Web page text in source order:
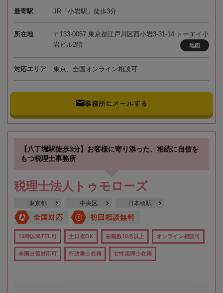
最寄駅 JR「小岩駅」徒歩3分
所在地
〒133-0057 東京都江戸川区西小岩3-31-14 トーエイ小
岩ビル2階
地図
対応エリア 東京、全国オンライン相談可
事務所にメールする
【八丁堀駅徒歩3分】お客様に寄り添った、相続に自信を
もつ税理士事務所
税理士法人トゥモローズ
東京都 中央区 日本橋駅
全国対応 初回相談無料
19時以降TEL可 土日祝OK 在籍数10名以上 オンライン相談可
全国出張対応可 行政書士在籍 女性税理士在籍